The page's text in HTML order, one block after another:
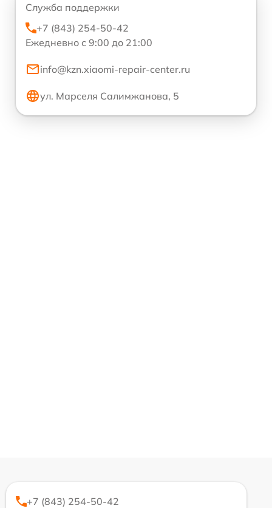
Служба поддержки
+7 (843) 254-50-42
Ежедневно с 9:00 до 21:00
info@kzn.xiaomi-repair-center.ru
ул. Марселя Салимжанова, 5
+7 (843) 254-50-42